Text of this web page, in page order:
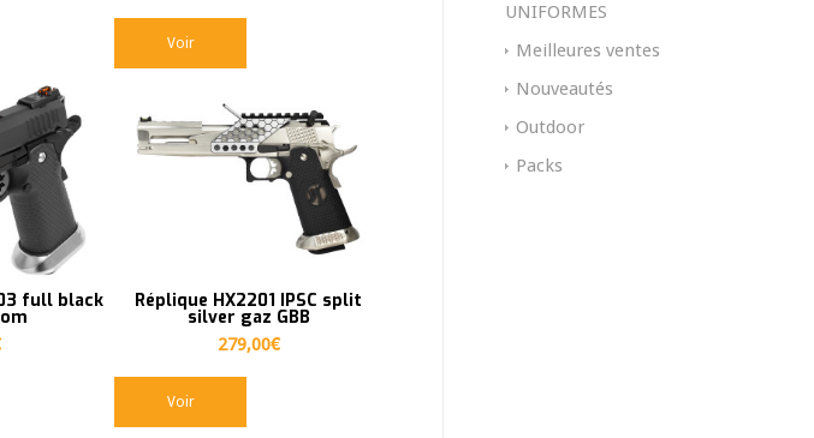
Voir
full black Réplique HX2201 IPSC split
silver gaz GBB
279,00€
Voir
UNIFORMES
Meilleures ventes
Nouveautés
Outdoor
Packs